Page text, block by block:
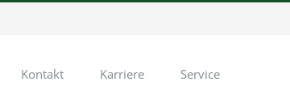
Kontakt Karriere Service